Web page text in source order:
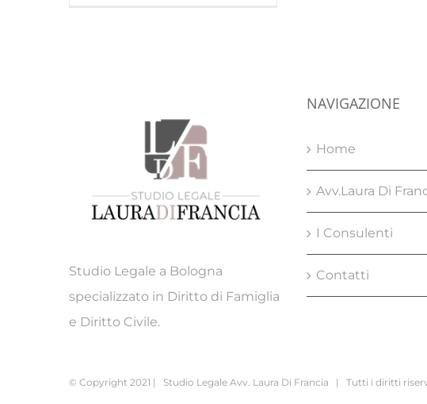
Studio Legale a Bologna
specializzato in Diritto di Famiglia
e Diritto Civile.
NAVIGAZIONE
Home
Avv.Laura Di
I Consulenti
Contatti
© Copyright 2021 | Studio Legale Avv. Laura Di Francia | Tutti i diritti